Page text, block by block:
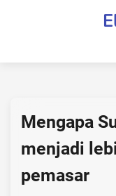
Mengapa
menjadi
pemasar